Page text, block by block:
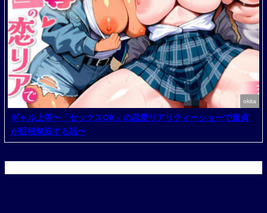
okita
ギャル上等〜「セックスOK」の恋愛リアリティーショーで童貞
が巨根無双する話〜